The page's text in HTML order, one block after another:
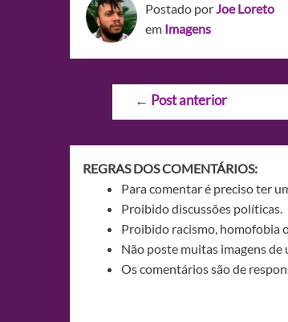
Postado porJoe Loreto
em Imagens
Navegação
← Post anterior
REGRAS DOS COMENTÁRIOS:
Para comentar é preciso ter
Proibido discussões políticas.
Proibido racismo, homofobia
Não poste muitas imagens de
Os comentários são de